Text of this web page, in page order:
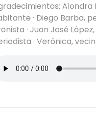
Alondra
· Diego Barba,
· Juan José
· Verónica,